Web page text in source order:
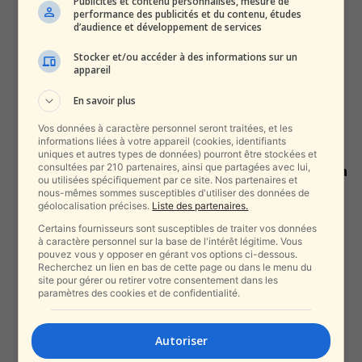
alxprss_sab - 12 novembre 2025
« Vive le 7 octobre » : une
pour...
Après Israël, Macron vise
Londres : la reconnaissance de la
Palestine...
alxprss_sab - 24 août 2025
La Turquie en crise : la
destination qui haïssait Israël
n’attire...
Trump rompt avec l’Inde : la lune
de miel est finie,...
performance des publicités et du contenu, études
d’audience et développement de services
Stocker et/ou accéder à des informations sur un
appareil
En savoir plus
Vos données à caractère personnel seront traitées, et les
informations liées à votre appareil (cookies, identifiants
uniques et autres types de données) pourront être stockées et
consultées par 210 partenaires, ainsi que partagées avec lui,
ou utilisées spécifiquement par ce site. Nos partenaires et
nous-mêmes sommes susceptibles d'utiliser des données de
géolocalisation précises. Liste des partenaires.
Certains fournisseurs sont susceptibles de traiter vos données
à caractère personnel sur la base de l'intérêt légitime. Vous
pouvez vous y opposer en gérant vos options ci-dessous.
Recherchez un lien en bas de cette page ou dans le menu du
site pour gérer ou retirer votre consentement dans les
paramètres des cookies et de confidentialité.
Autoriser